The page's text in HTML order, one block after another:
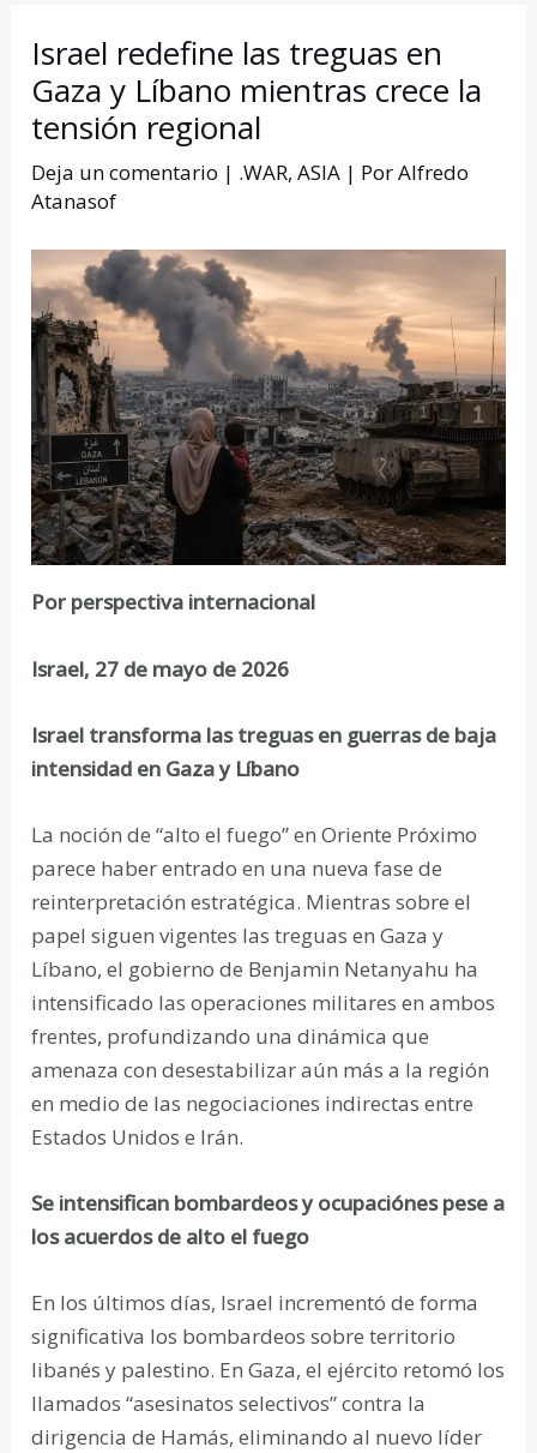
Israel redefine las treguas en
Gaza y Líbano mientras crece la
tensión regional
Deja un comentario | .WAR,ASIA | PorAlfredo
Atanasof
Por perspectiva internacional
Israel, 27 de mayo de 2026
Israel transforma las treguas en guerras de baja
intensidad en Gaza y Líbano
La noción de “alto el fuego” en Oriente Próximo
parece haber entrado en una nueva fase de
reinterpretación estratégica. Mientras sobre el
papel siguen vigentes las treguas en Gaza y
Líbano, el gobierno de Benjamin Netanyahu ha
intensificado las operaciones militares en ambos
frentes, profundizando una dinámica que
amenaza con desestabilizar aún más a la región
en medio de las negociaciones indirectas entre
Estados Unidos e Irán.
Se intensifican bombardeos y ocupaciónes pese a
los acuerdos de alto el fuego
En los últimos días, Israel incrementó de forma
significativa los bombardeos sobre territorio
libanés y palestino. En Gaza, el ejército retomó los
llamados “asesinatos selectivos” contra la
dirigencia de Hamás, eliminando al nuevo líder